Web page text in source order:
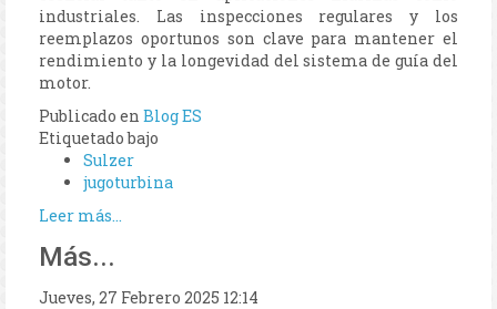
industriales. Las inspecciones regulares y los
reemplazos oportunos son clave para mantener el
rendimiento y la longevidad del sistema de guía del
motor.
Publicado en Blog ES
Etiquetado bajo
Sulzer
jugoturbina
Leer más...
Más...
Jueves, 27 Febrero 2025 12:14